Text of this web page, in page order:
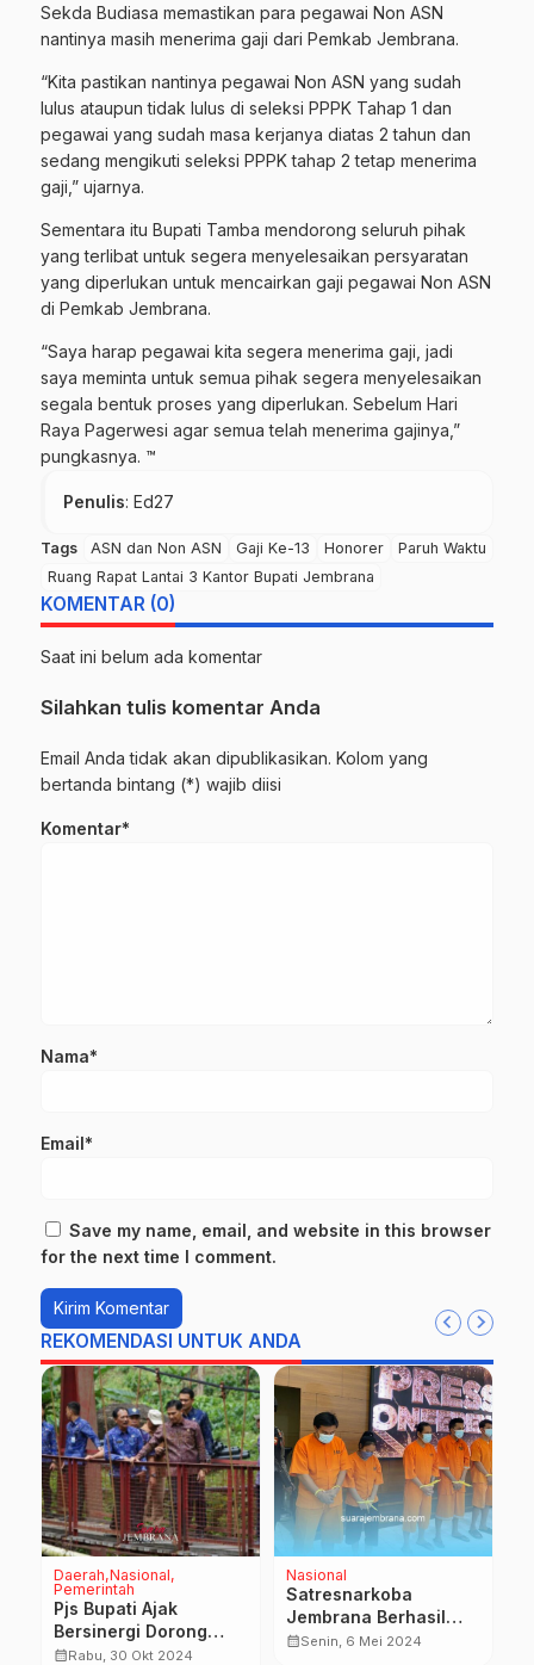
Sekda Budiasa memastikan para pegawai Non ASN
nantinya masih menerima gaji dari Pemkab Jembrana.
“Kita pastikan nantinya pegawai Non ASN yang sudah
lulus ataupun tidak lulus di seleksi PPPK Tahap 1 dan
pegawai yang sudah masa kerjanya diatas 2 tahun dan
sedang mengikuti seleksi PPPK tahap 2 tetap menerima
gaji,” ujarnya.
Sementara itu Bupati Tamba mendorong seluruh pihak
yang terlibat untuk segera menyelesaikan persyaratan
yang diperlukan untuk mencairkan gaji pegawai Non ASN
di Pemkab Jembrana.
“Saya harap pegawai kita segera menerima gaji, jadi
saya meminta untuk semua pihak segera menyelesaikan
segala bentuk proses yang diperlukan. Sebelum Hari
Raya Pagerwesi agar semua telah menerima gajinya,”
pungkasnya. ™
Penulis: Ed27
Tags ASN dan Non ASN Gaji Ke-13 Honorer
Paruh Waktu
Ruang Rapat Lantai 3 Kantor Bupati Jembrana
KOMENTAR (0)
Saat ini belum ada komentar
Silahkan tulis komentar Anda
Email Anda tidak akan dipublikasikan. Kolom yang
bertanda bintang (*) wajib diisi
Komentar*
Nama*
Email*
Save my name, email, and website in this browser
for the next time I comment.
REKOMENDASI UNTUK ANDA
Daerah Nasional
Pemerintah
Pjs Bupati Ajak
Bersinergi Dorong
Pengembangan
calendar_monthRabu, 30 Okt 2024
Nasional
Satresnarkoba
Jembrana Berhasil
Tangkap Kurir
calendar_monthSenin, 6 Mei 2024